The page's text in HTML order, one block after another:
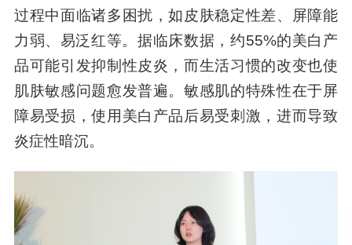
过程中面临诸多困扰，如皮肤稳定性差、屏障能
力弱、易泛红等。据临床数据，约55%的美白产
品可能引发抑制性皮炎，而生活习惯的改变也使
肌肤敏感问题愈发普遍。敏感肌的特殊性在于屏
障易受损，使用美白产品后易受刺激，进而导致
炎症性暗沉。